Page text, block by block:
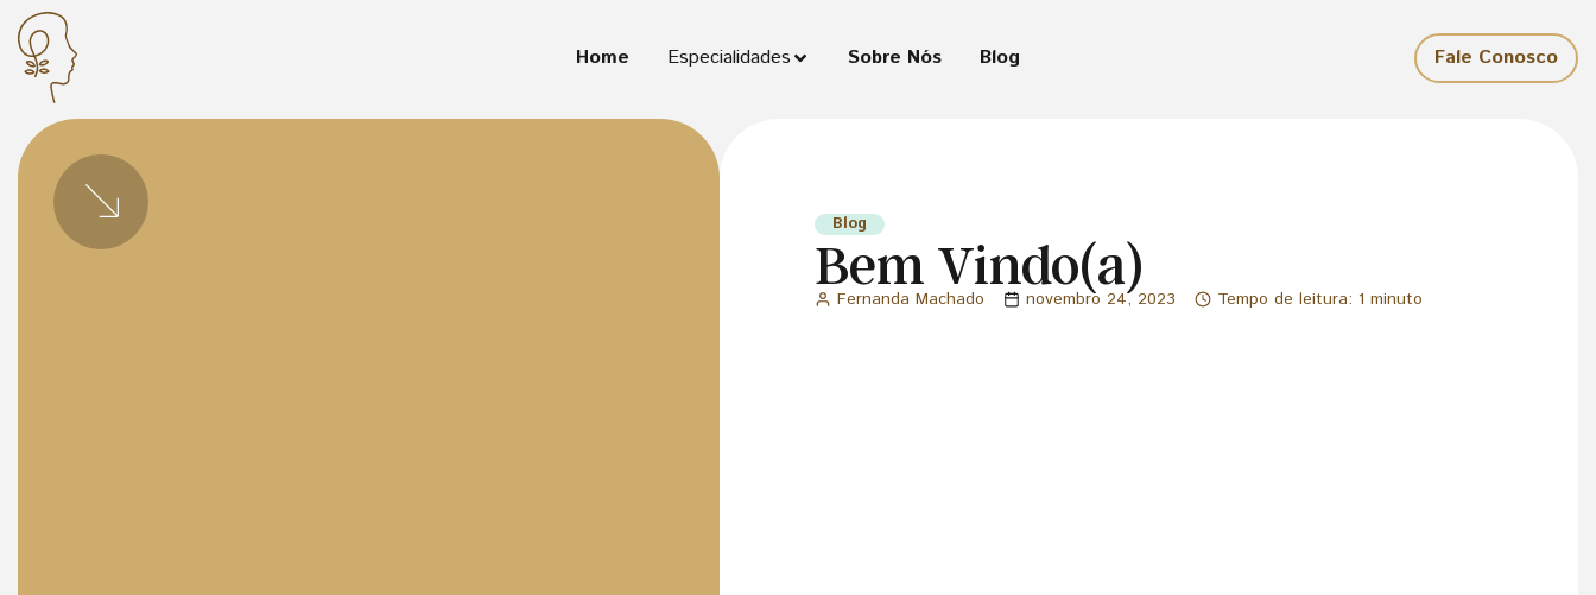
Home Especialidades Sobre Nós Blog Fale Conosco
Blog
Bem Vindo(a)
Fernanda Machado novembro 24, 2023 Tempo de leitura: 1 minuto